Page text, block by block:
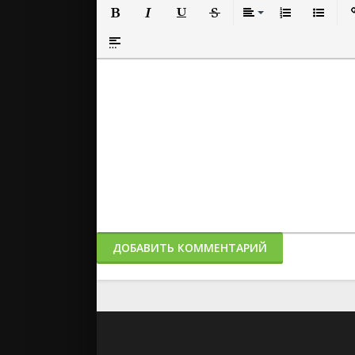
Вставка спойлера
ДОБАВИТЬ КОММЕНТАРИЙ